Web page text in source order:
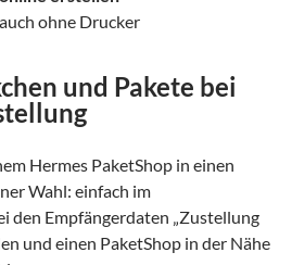
ohne Drucker
und Pakete bei
Hermes PaketShop in einen
Wahl: einfach im
den Empfängerdaten „Zustellung
und einen PaketShop in der Nähe